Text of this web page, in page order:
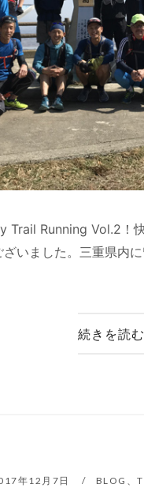
Trail Running Vol.2！
いました。三重県内
続きを読む
年12月7日 BLOG 、